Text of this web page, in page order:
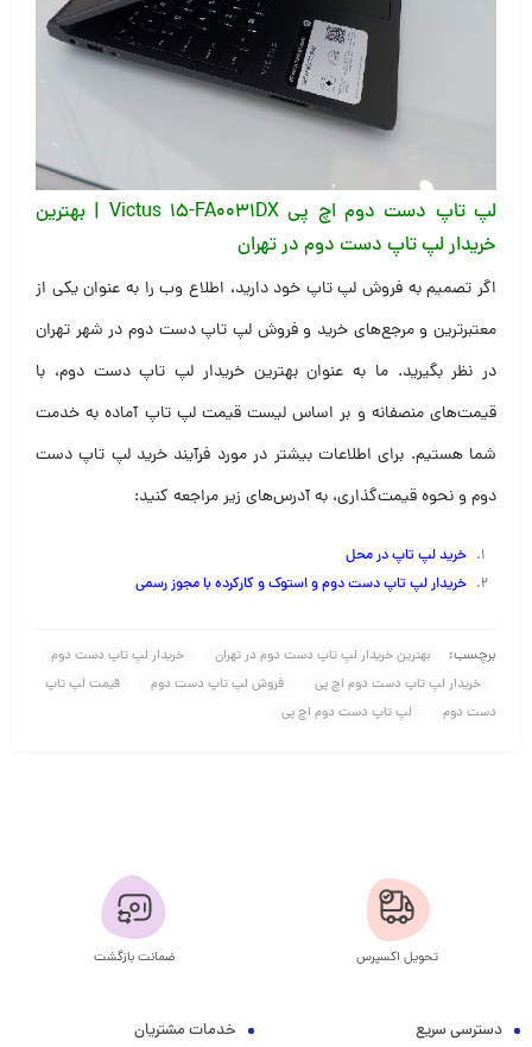
لپ تاپ دست دوم اچ پی Victus 15-FA0031DX | بهترین
خریدار لپ تاپ دست دوم در تهران
اگر تصمیم به فروش لپ تاپ خود دارید، اطلاع وب را به عنوان یکی از
معتبرترین و مرجع‌های خرید و فروش لپ تاپ دست دوم در شهر تهران
در نظر بگیرید. ما به عنوان بهترین خریدار لپ تاپ دست دوم، با
قیمت‌های منصفانه و بر اساس لیست قیمت لپ تاپ آماده به خدمت
شما هستیم. برای اطلاعات بیشتر در مورد فرآیند خرید لپ تاپ دست
دوم و نحوه قیمت‌گذاری، به آدرس‌های زیر مراجعه کنید:
خرید لپ تاپ در محل
خریدار لپ تاپ دست دوم و استوک و کارکرده با مجوز رسمی
برچسب: بهترین خریدار لپ تاپ دست دوم در تهران
خریدار لپ تاپ دست دوم
خریدار لپ تاپ دست دوم اچ پی
فروش لپ تاپ دست دوم
قیمت لپ تاپ
دست دوم
لپ تاپ دست دوم اچ پی
تحویل اکسپرس ضمانت بازگشت
دسترسی سریع خدمات مشتریان